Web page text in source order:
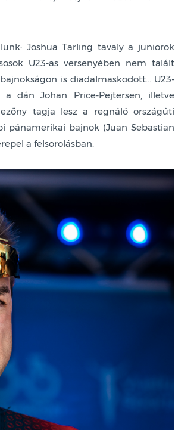
Joshua Tarling tavaly a juniorok
U23-as versenyében nem talált
is diadalmaskodott... U23-
dán Johan Price-Pejtersen, illetve
tagja lesz a regnáló országúti
pánamerikai bajnok (Juan Sebastian
a felsorolásban.